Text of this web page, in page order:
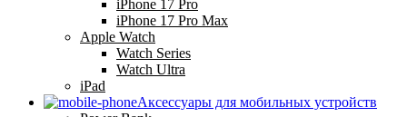
iPhone 17 Pro
iPhone 17 Pro Max
Apple Watch
Watch Series
Watch Ultra
iPad
Аксессуары для мобильных устройств